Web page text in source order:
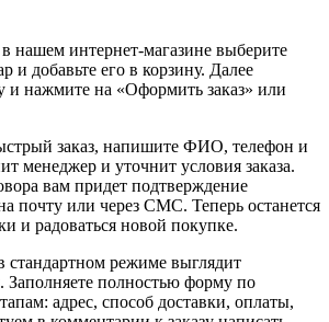
нашем интернет-магазине выберите
и добавьте его в корзину. Далее
и нажмите на «Оформить заказ» или
заказ, напишите ФИО, телефон и
менеджер и уточнит условия заказа.
вам придет подтверждение
почту или через СМС. Теперь останется
и радоваться новой покупке.
стандартном режиме выглядит
полностью форму по
адрес, способ доставки, оплаты,